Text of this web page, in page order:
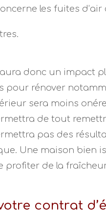
les fuites d’air
donc un impact
pour rénover
sera moins
de tout
pas des
Une maison bien
profiter de la
contrat